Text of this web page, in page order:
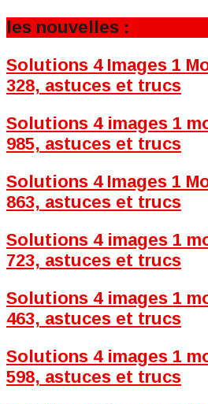
les nouvelles :
Solutions 4 Images 1
328, astuces et trucs
Solutions 4 images 1
985, astuces et trucs
Solutions 4 Images 1
863, astuces et trucs
Solutions 4 images 1
723, astuces et trucs
Solutions 4 images 1
463, astuces et trucs
Solutions 4 images 1
598, astuces et trucs